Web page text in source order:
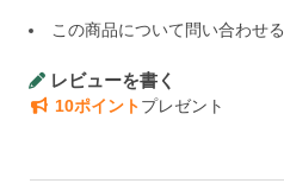
この商品について問い合わせる
レビューを書く
10ポイントプレゼント